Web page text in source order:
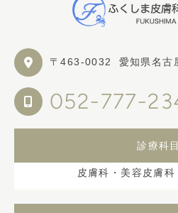
〒463-0032 愛知県名古
052-777-
診療科目
皮膚科・美容皮膚